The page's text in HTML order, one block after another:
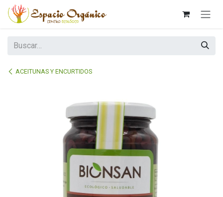
Ir al contenido
ACEITUNAS Y ENCURTIDOS